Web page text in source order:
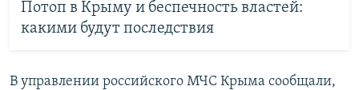
Потоп в Крыму и беспечность властей:
какими будут последствия
В управлении российского МЧС Крыма сообщали,